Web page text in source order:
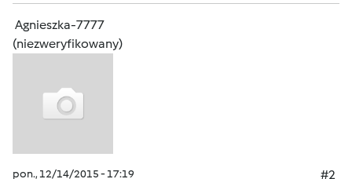
Agnieszka-7777
(niezweryfikowany)
pon., 12/14/2015 - 17:19
#2